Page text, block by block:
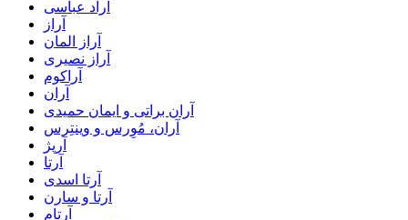
آراد عباسی
آراز
آراز المان
آراز نصیری
آراکوم
آران
آران براتی و ایمان حمیدی
آران، مُوِرس و وینتِرس
آرپژ
آرتا
آرتا اسدی
آرتا و سارن
آرتام